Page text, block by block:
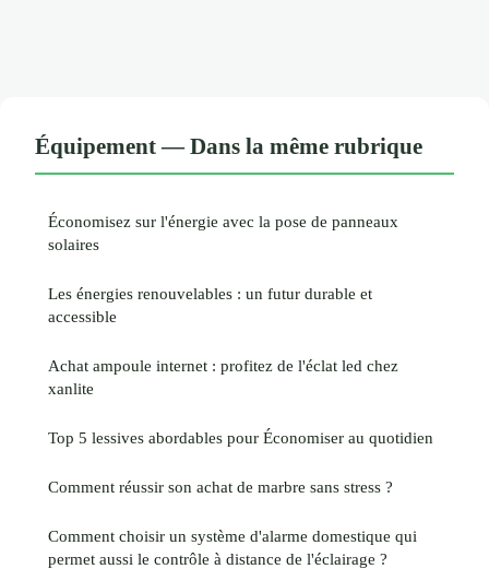
Équipement — Dans la même rubrique
Économisez sur l'énergie avec la pose de panneaux
solaires
Les énergies renouvelables : un futur durable et
accessible
Achat ampoule internet : profitez de l'éclat led chez
xanlite
Top 5 lessives abordables pour Économiser au quotidien
Comment réussir son achat de marbre sans stress ?
Comment choisir un système d'alarme domestique qui
permet aussi le contrôle à distance de l'éclairage ?